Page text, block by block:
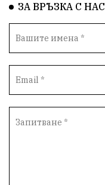
ЗА ВРЪЗКА С НАС